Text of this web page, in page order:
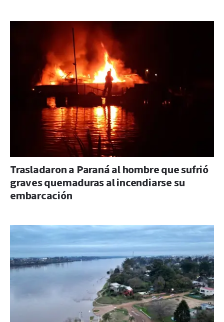
Trasladaron a Paraná al hombre que sufrió
graves quemaduras al incendiarse su
embarcación